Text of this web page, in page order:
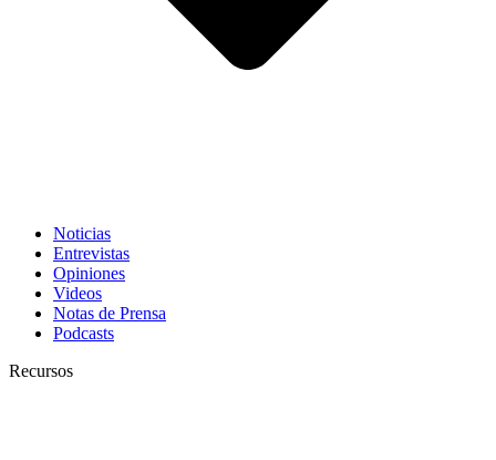
Noticias
Entrevistas
Opiniones
Videos
Notas de Prensa
Podcasts
Recursos